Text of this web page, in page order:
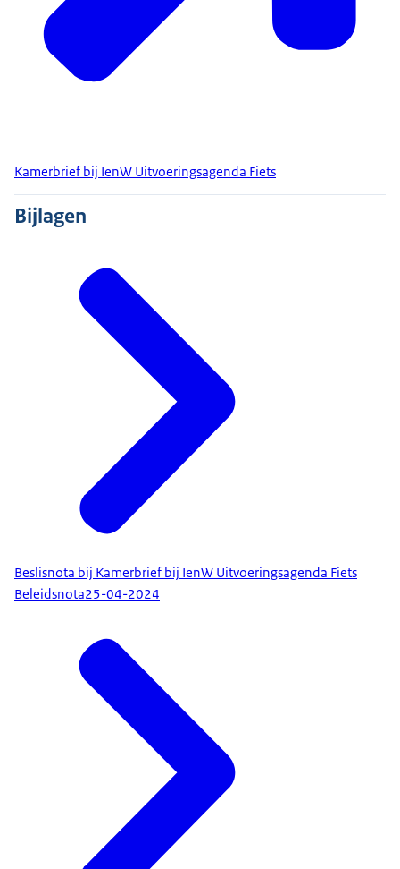
Kamerbrief bij IenW Uitvoeringsagenda Fiets
Bijlagen
Beslisnota bij Kamerbrief bij IenW Uitvoeringsagenda Fiets
Beleidsnota25-04-2024